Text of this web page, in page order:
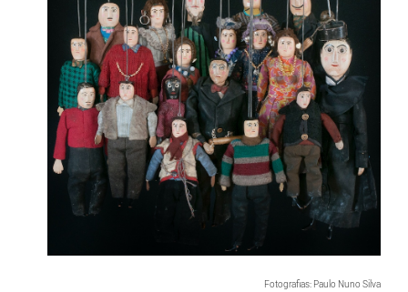
Fotografias: Paulo Nuno Silva